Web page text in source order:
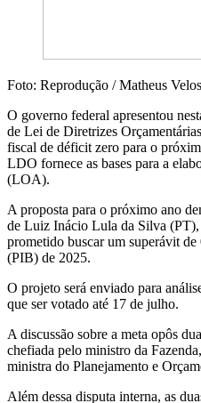
Foto: Reprodução / Matheus
O governo federal apresentou
de Lei de Diretrizes
fiscal de déficit zero para o
LDO fornece as bases para a
(LOA).
A proposta para o próximo ano
de Luiz Inácio Lula da Silva (PT),
prometido buscar um superávit
(PIB) de 2025.
O projeto será enviado para
que ser votado até 17 de julho.
A discussão sobre a meta opôs
chefiada pelo ministro da
ministra do Planejamento e
Além dessa disputa interna, as